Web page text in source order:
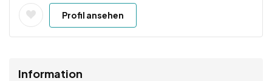
Profil ansehen
Information